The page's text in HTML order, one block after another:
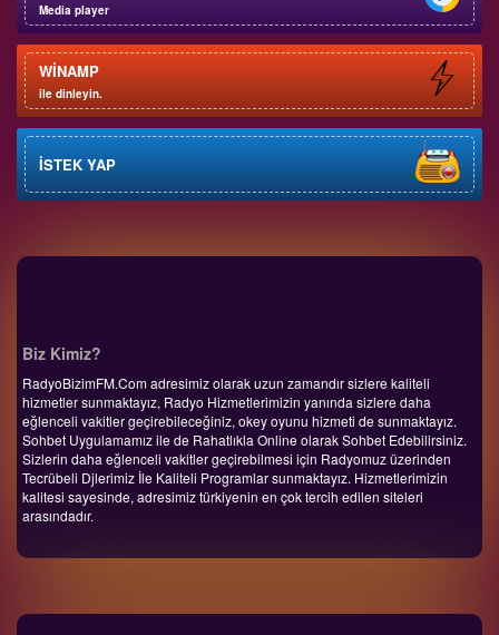
Media player
WİNAMP
ile dinleyin.
İSTEK YAP
Biz Kimiz?
RadyoBizimFM.Com adresimiz olarak uzun zamandır sizlere kaliteli
hizmetler sunmaktayız, Radyo Hizmetlerimizin yanında sizlere daha
eğlenceli vakitler geçirebileceğiniz, okey oyunu hizmeti de sunmaktayız.
Sohbet Uygulamamız ile de Rahatlıkla Online olarak Sohbet Edebilirsiniz.
Sizlerin daha eğlenceli vakitler geçirebilmesi için Radyomuz üzerinden
Tecrübeli Djlerimiz İle Kaliteli Programlar sunmaktayız. Hizmetlerimizin
kalitesi sayesinde, adresimiz türkiyenin en çok tercih edilen siteleri
arasındadır.